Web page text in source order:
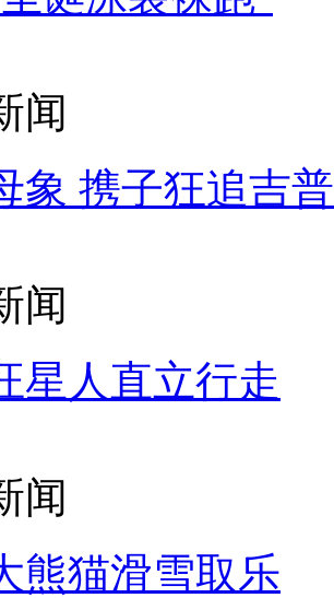
闻
象 携子狂追吉
闻
星人直立行走
闻
熊猫滑雪取乐